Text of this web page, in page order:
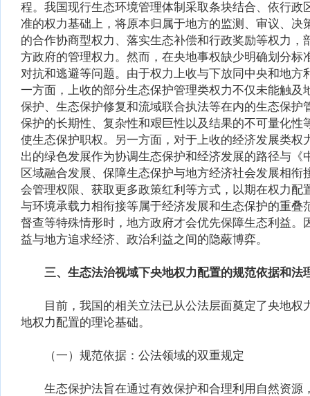
程。我国现行生态环境管理体制采取条块结合、依行
准的权力基础上，将原本归属于地方的监测、审议、
的合作协商型权力、落实生态补偿和行政奖励等权力
方政府的管理权力。然而，在央地事权缺少明确划分
对抗和逃避等问题。由于权力上收与下放同中央和地
一方面，上收的部分生态保护管理类权力不仅未能触
保护、生态保护修复和流域联合执法等在内的生态保
保护的长期性、复杂性和艰巨性以及结果的不可量化
使生态保护职权。另一方面，对于上收的经济发展类
出的绿色发展作为协调生态保护和经济发展的路径与
区域融合发展、保障生态保护与地方经济社会发展相
会管理权限、获取更多政策红利等方式，以期在权力
与环境承载力相衔接等属于经济发展和生态保护的重
督查等特殊情形时，地方政府才会优先保障生态利益
益与地方追求经济、政治利益之间的隐蔽博弈。
三、生态法治视域下央地权力配置的规范依据和法
目前，我国的相关立法已从公法层面奠定了央地权
地权力配置的理论基础。
（一）规范依据：公法领域的双重规定
生态保护法旨在通过有效保护和合理利用自然资源